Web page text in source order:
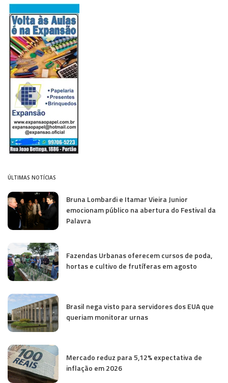
ÚLTIMAS NOTÍCIAS
Bruna Lombardi e Itamar Vieira Junior
emocionam público na abertura do Festival da
Palavra
Fazendas Urbanas oferecem cursos de poda,
hortas e cultivo de frutíferas em agosto
Brasil nega visto para servidores dos EUA que
queriam monitorar urnas
Mercado reduz para 5,12% expectativa de
inflação em 2026